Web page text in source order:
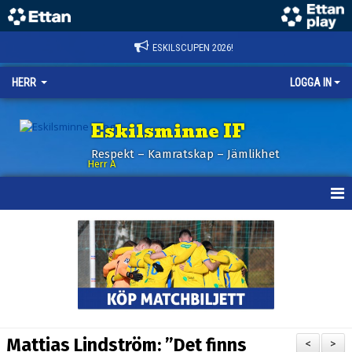
ESKILSCUPEN 2026!
HERR LOGGA IN
Eskilsminne IF
Respekt – Kamratskap – Jämlikhet
Herr A
>
<
Mattias Lindström: ”Det finns